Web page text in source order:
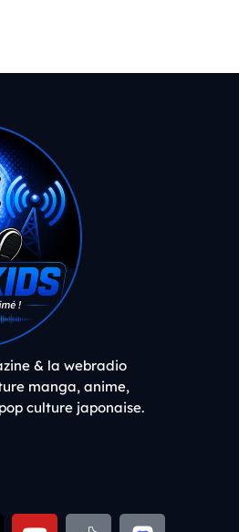
& la webradio
manga, anime,
culture japonaise.